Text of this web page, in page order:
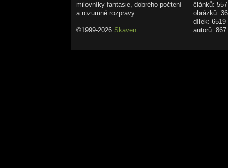
milovníky fantasie, dobrého počtení
a rozumné rozpravy.
©1999-2026 Skaven
článků: 557
obrázků:
dílek: 6519
autorů: 867